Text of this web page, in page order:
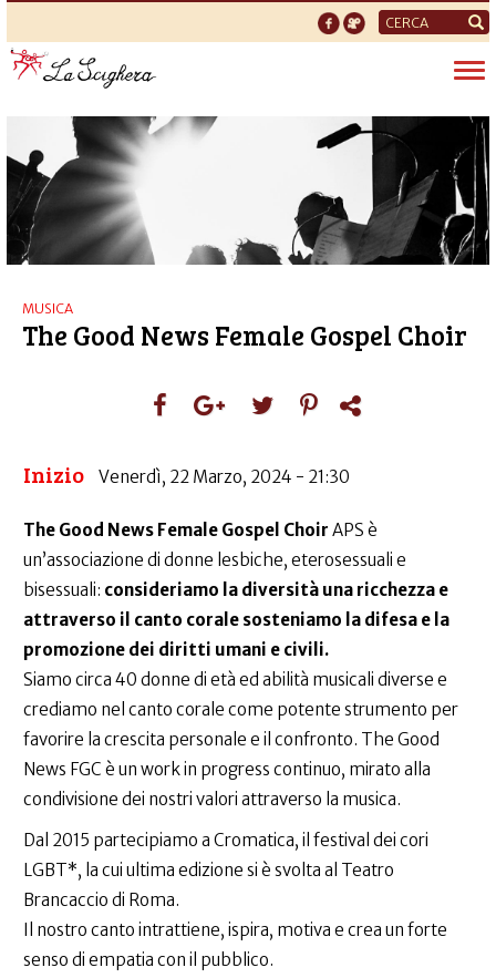
Form
di
ricerca
MUSICA
The Good News Female Gospel Choir
Inizio Venerdì, 22 Marzo, 2024 - 21:30
The Good News Female Gospel Choir APS è
un’associazione di donne lesbiche, eterosessuali e
bisessuali: consideriamo la diversità una ricchezza e
attraverso il canto corale sosteniamo la difesa e la
promozione dei diritti umani e civili.
Siamo circa 40 donne di età ed abilità musicali diverse e
crediamo nel canto corale come potente strumento per
favorire la crescita personale e il confronto. The Good
News FGC è un work in progress continuo, mirato alla
condivisione dei nostri valori attraverso la musica.
Dal 2015 partecipiamo a Cromatica, il festival dei cori
LGBT*, la cui ultima edizione si è svolta al Teatro
Brancaccio di Roma.
Il nostro canto intrattiene, ispira, motiva e crea un forte
senso di empatia con il pubblico.